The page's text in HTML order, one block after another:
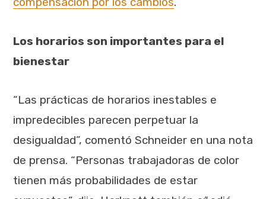
Los horarios son importantes para el
bienestar
“Las prácticas de horarios inestables e
impredecibles parecen perpetuar la
desigualdad”, comentó Schneider en una nota
de prensa. “Personas trabajadoras de color
tienen más probabilidades de estar